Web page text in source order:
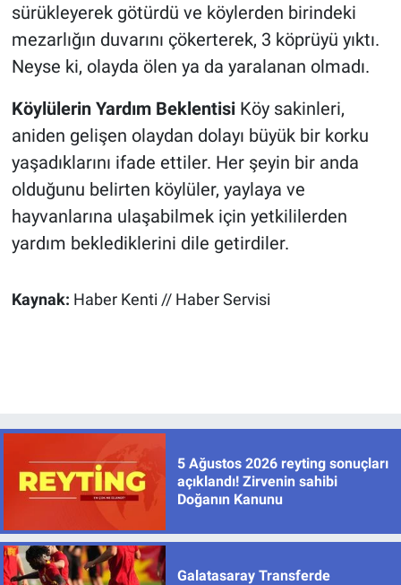
sürükleyerek götürdü ve köylerden birindeki
mezarlığın duvarını çökerterek, 3 köprüyü yıktı.
Neyse ki, olayda ölen ya da yaralanan olmadı.
Köylülerin Yardım BeklentisiKöy sakinleri,
aniden gelişen olaydan dolayı büyük bir korku
yaşadıklarını ifade ettiler. Her şeyin bir anda
olduğunu belirten köylüler, yaylaya ve
hayvanlarına ulaşabilmek için yetkililerden
yardım beklediklerini dile getirdiler.
Kaynak: Haber Kenti // Haber Servisi
5 Ağustos 2026 reyting sonuçları
açıklandı! Zirvenin sahibi
Doğanın Kanunu
Galatasaray Transferde